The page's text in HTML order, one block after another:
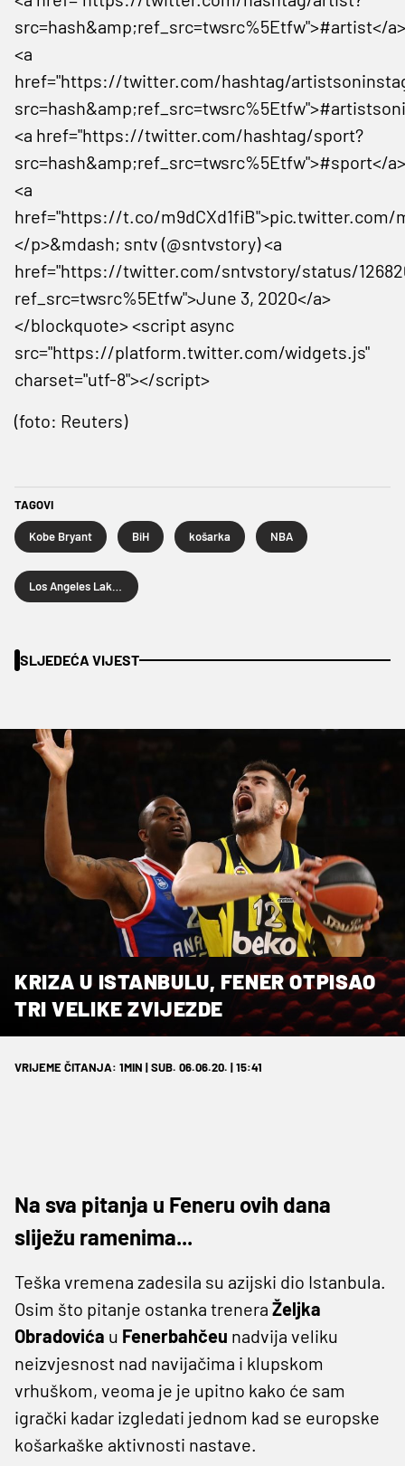
src=hash&amp;ref_src=twsrc%5Etfw">#artist</a>
<a
href="https://twitter.com/hashtag/
<a href="https://twitter.com/hashtag/sport?
src=hash&amp;ref_src=twsrc%5Etfw">#sport</a>
<a
href="https://t.co/m9dCXd1fiB">pic.twitter.com/
</p>&mdash; sntv (@sntvstory) <a
href="https://twitter.com/sntvstory/status/
ref_src=twsrc%5Etfw">June 3, 2020</a>
</blockquote> <script async
src="https://platform.twitter.com/widgets.js"
charset="utf-8"></script>
(foto: Reuters)
TAGOVI
Kobe Bryant BiH košarka NBA
SLJEDEĆA VIJEST
KRIZA U ISTANBULU, FENER OTPISAO
TRI VELIKE ZVIJEZDE
VRIJEME ČITANJA: 1MIN | SUB. 06.06.20. | 15:41
Na sva pitanja u Feneru ovih dana
sliježu ramenima...
Teška vremena zadesila su azijski dio Istanbula.
Osim što pitanje ostanka trenera Željka
Obradovića u Fenerbahčeu nadvija veliku
neizvjesnost nad navijačima i klupskom
vrhuškom, veoma je je upitno kako će sam
igrački kadar izgledati jednom kad se europske
košarkaške aktivnosti nastave.